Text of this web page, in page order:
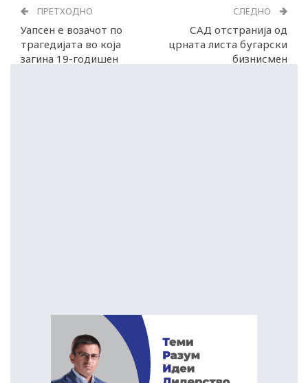
ПРЕТХОДНО
Уапсен e возачот по
трагедијата во која
загина 19-годишен
СЛЕДНО
САД отстранија од
црната листа бугарски
бизнисмен